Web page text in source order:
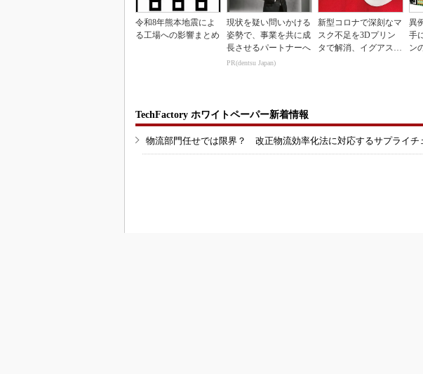
令和8年熊本地震によ
る工場への影響まとめ
現状を疑い問いかける
姿勢で、事業を共に成
長させるパートナーへ
PR(dentsu Japan)
新型コロナで深刻なマ
スク不足を3Dプリン
タで解消、イグアスが
異
手
ン
TechFactory ホワイトペーパー新着情報
物流部門任せでは限界？ 改正物流効率化法に対応するサプライチ